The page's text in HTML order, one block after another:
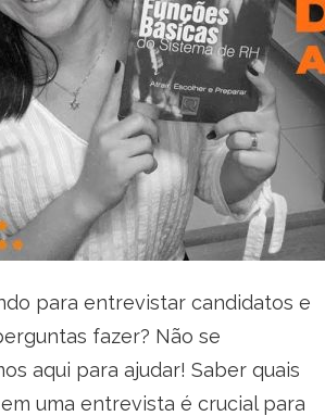
para entrevistar candidatos e
fazer? Não se
aqui para ajudar! Saber quais
uma entrevista é crucial para